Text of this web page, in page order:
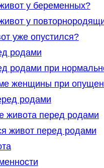
у беременных?
у
уже опустился?
родами
родами при
женщины при
родами
живота перед родами
живот перед родами